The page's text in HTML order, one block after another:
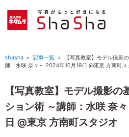
shasha 記事一覧
【写真教室】モデル撮影
師：水咲 奈々～ 2024年10月19日 @東京 方南町ス
【写真教室】モデル撮影の
ション術 ～講師：水咲 奈
日 @東京 方南町スタジオ